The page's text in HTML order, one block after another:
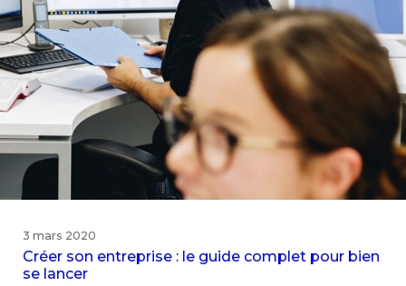
3 mars 2020
Créer son entreprise : le guide complet pour bien
se lancer